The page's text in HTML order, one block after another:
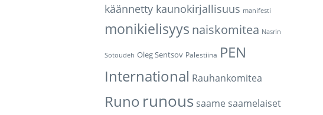
käännetty kaunokirjallisuus manifesti
monikielisyys naiskomitea Nasrin
Sotoudeh Oleg Sentsov Palestiina PEN
International Rauhankomitea
Runo runous saame saamelaiset